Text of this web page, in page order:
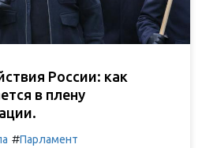
России: как
в плену
#Парламент